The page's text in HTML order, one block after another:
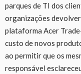
parques de TI dos
organizações
plataforma Acer
custo de novos
ao permitir que os
responsável